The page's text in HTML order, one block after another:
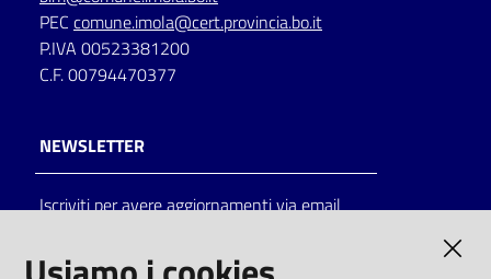
Catalogo
PEC comune.imola@cert.provincia.bo.it
P.IVA 00523381200
C.F. 00794470377
NEWSLETTER
Iscriviti per avere aggiornamenti via email